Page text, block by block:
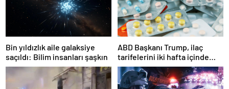
Bin yıldızlık aile galaksiye
saçıldı: Bilim insanları şaşkın
ABD Başkanı Trump, ilaç
tarifelerini iki hafta içinde
açıklayacağını söyledi